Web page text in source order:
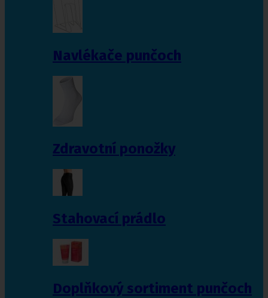
Navlékače punčoch
Zdravotní ponožky
Stahovací prádlo
Doplňkový sortiment punčoch